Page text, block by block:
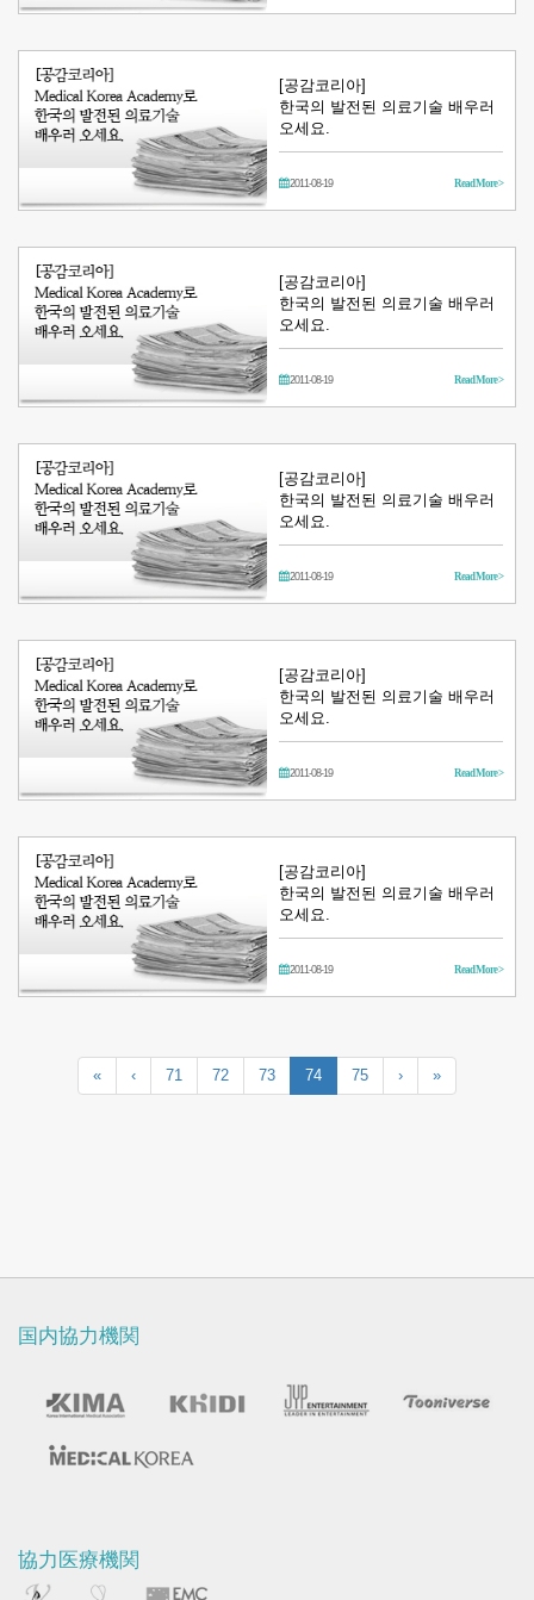
[공감코리아]
한국의 발전된 의료기술 배우러
오세요.
2011-08-19 Read More >
[공감코리아]
한국의 발전된 의료기술 배우러
오세요.
2011-08-19 Read More >
[공감코리아]
한국의 발전된 의료기술 배우러
오세요.
2011-08-19 Read More >
[공감코리아]
한국의 발전된 의료기술 배우러
오세요.
2011-08-19 Read More >
[공감코리아]
한국의 발전된 의료기술 배우러
오세요.
2011-08-19 Read More >
« ‹ 71 72 73 74 75 › »
国内協力機関
協力医療機関